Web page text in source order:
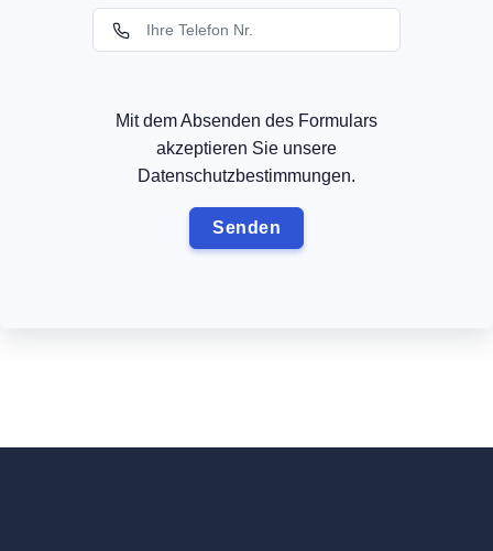
Mit dem Absenden des Formulars
akzeptieren Sie unsere
Datenschutzbestimmungen.